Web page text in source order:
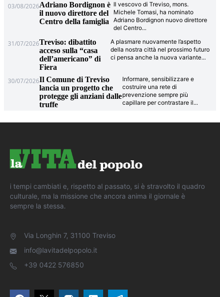
03/08/2026Adriano Bordignon è
il nuovo direttore del
Centro della famiglia
Il vescovo di Treviso, mons.
Michele Tomasi, ha nominato
Adriano Bordignon nuovo direttore
del Centro...
31/07/2026Treviso: dibattito
acceso sulla “casa
dell’americano” di
Fiera
A plasmare nuovamente l’aspetto
della nostra città nel prossimo futuro
ci pensa anche la nuova variante...
30/07/2026Il Comune di Treviso
lancia un progetto che
protegge gli anziani dalle
truffe
Informare, sensibilizzare e
costruire una rete di
prevenzione sempre più
capillare per contrastare il...
i tempi cambiati e, rispetto al passato, si è stravolto il quadro
culturale, ma la missione che ancora anima il giornale è
sempre la stessa.
Via Longhin 7, 31100 Treviso
info@lavitadelpopolo.it
+39 0422 576850